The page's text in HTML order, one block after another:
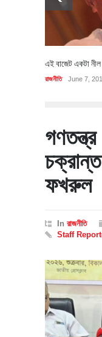
এই বাজেট একটা
রাজনীতি June 7,
ফখরুল
In রাজনীতি
Staff